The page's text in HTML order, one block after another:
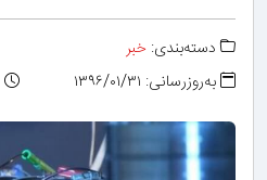
دسته‌بندی: خبر
به‌روزرسانی: ۱۳۹۶/۰۱/۳۱